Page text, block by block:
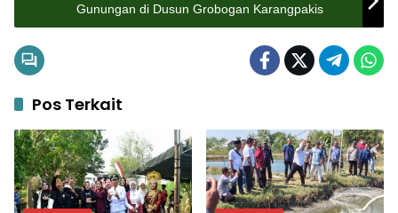
Gunungan di Dusun Grobogan Karangpakis
Pos Terkait